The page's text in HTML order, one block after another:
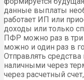
данные выплаты
работает ИП или
доходы или только
ПФР можно раз в три
можно и один раз в
Отправлять
наличными через
через расчетный